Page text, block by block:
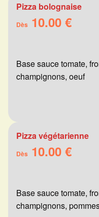
Pizza bolognaise
Dès 10.00 €
Base sauce tomate,
champignons, oeuf
Pizza végétarienne
Dès 10.00 €
Base sauce tomate,
champignons,